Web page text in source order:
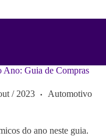
Ano: Guia de Compras
/ 2023 Automotivo
do ano neste guia.